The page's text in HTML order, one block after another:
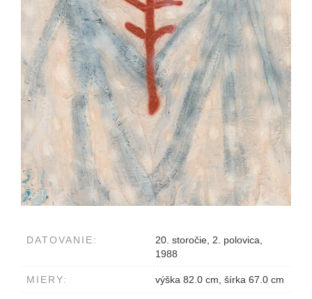
DATOVANIE:
20. storočie, 2. polovica,
1988
MIERY: výška 82.0 cm, šírka 67.0 cm